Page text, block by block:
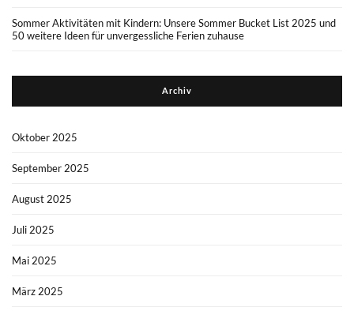
Sommer Aktivitäten mit Kindern: Unsere Sommer Bucket List 2025 und
50 weitere Ideen für unvergessliche Ferien zuhause
Archiv
Oktober 2025
September 2025
August 2025
Juli 2025
Mai 2025
März 2025